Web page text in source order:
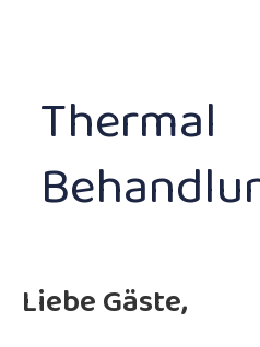
Thermal
Liebe Gäste,